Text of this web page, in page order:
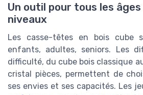
Un outil pour tous les
niveaux
Les casse-têtes en bois cube
enfants, adultes, seniors. Les
difficulté, du cube bois classique
cristal pièces, permettent de
ses envies et ses capacités. Les